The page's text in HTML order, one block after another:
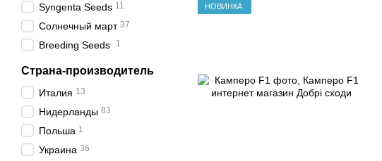
НОВИНКА
Syngenta Seeds 11
Солнечный март 37
Breeding Seeds 1
Страна-производитель
Италия 13
Нидерланды 83
Польша 1
Украина 36